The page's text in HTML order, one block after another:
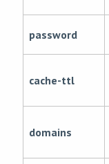
password
cache-ttl
domains